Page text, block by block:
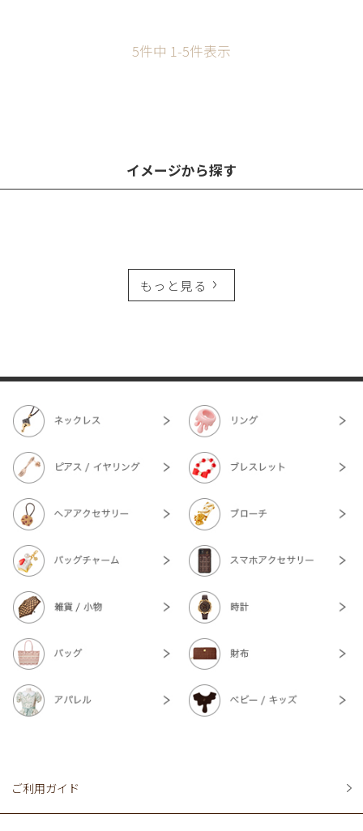
5件中 1 -5件表示
イメージから探す
もっと見る
ご利用ガイド